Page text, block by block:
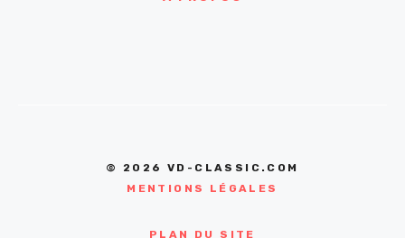
© 2026 VD-CLASSIC.COM
MENTIONS LÉGALES
PLAN DU SITE